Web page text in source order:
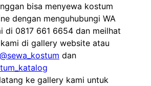
bisa menyewa kostum
dengan menguhubungi WA
di 0817 661 6654 dan meilhat
di gallery website atau
@sewa_kostum dan
ke gallery kami untuk